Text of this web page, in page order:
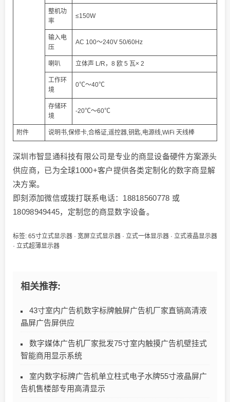
整机功
率
≤150W
输入电
压
AC 100～240V 50/60Hz
喇叭 立体声 L/R，8 欧 5 瓦× 2
工作环
境
0℃～40℃
存储环
境
-20℃～60℃
附件 说明书,保修卡,合格证,遥控器,钥匙,电源线,WiFi 天线棒
深圳市智显通科技有限公司是专业的商显设备硬件方案源头
供应商，已为全球1000+客户提供各类定制化的数字商显解
决方案。
即刻添加微信或拨打联系电话：18818560778 或
18098949445，定制您的商显数字设备。
标签: 65寸立式显示器 · 宽屏立式显示器 · 立式一体显示器 · 立式液晶显示器
· 立式超薄显示器
相关推荐:
43寸室内广告机数字标牌触屏广告机厂家直销高清液
晶屏广告屏供应
数字媒体广告机厂家批发75寸室内触摸广告机壁挂式
智能商用显示系统
室内数字标牌广告机单立柱式电子水牌55寸液晶屏广
告机售楼部专用高清显示